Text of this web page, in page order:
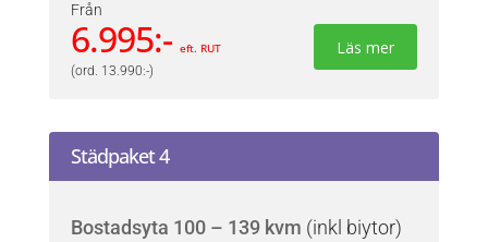
Från
6.995:- eft. RUT Läs mer
(ord. 13.990:-)
Städpaket 4
Bostadsyta 100 – 139 kvm (inkl biytor)